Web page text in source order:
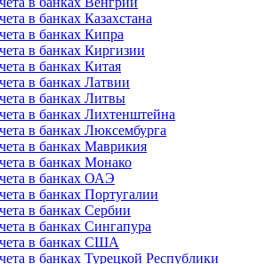
в банках Казахстана
в банках Кипра
в банках Киргизии
в банках Китая
в банках Латвии
в банках Литвы
в банках Лихтенштейна
в банках Люксембурга
в банках Маврикия
в банках Монако
в банках ОАЭ
в банках Португалии
в банках Сербии
в банках Сингапура
в банках США
в банках Турецкой Республики